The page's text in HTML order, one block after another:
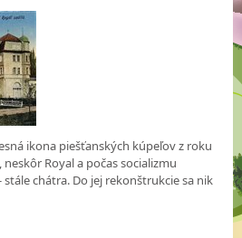
ikona piešťanských kúpeľov z roku
Royal a počas socializmu
chátra. Do jej rekonštrukcie sa nik